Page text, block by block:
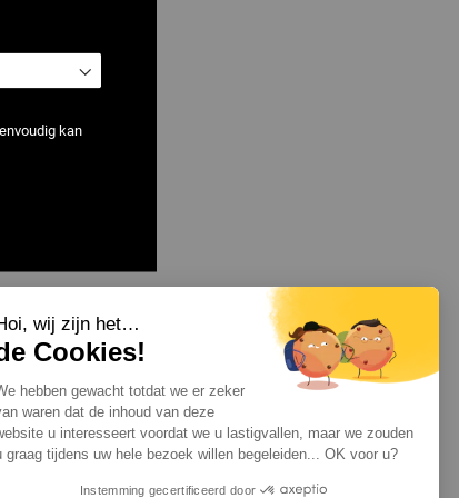
per pagina
kan
wij zijn het…
Cookies!
hebben gewacht totdat we er zeker
waren dat de inhoud van deze
u interesseert voordat we u lastigvallen, maar we zouden
graag tijdens uw hele bezoek willen begeleiden... OK voor u?
Instemming gecertificeerd door